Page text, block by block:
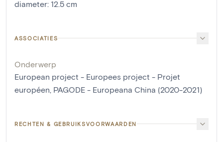
diameter: 12.5 cm
ASSOCIATIES
Onderwerp
European project - Europees project - Projet
européen, PAGODE - Europeana China (2020-2021)
RECHTEN & GEBRUIKSVOORWAARDEN